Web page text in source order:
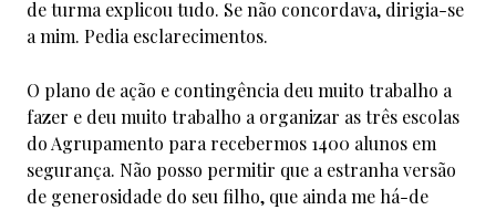
de turma explicou tudo. Se não concordava, dirigia-se
a mim. Pedia esclarecimentos.
O plano de ação e contingência deu muito trabalho a
fazer e deu muito trabalho a organizar as três escolas
do Agrupamento para recebermos 1400 alunos em
segurança. Não posso permitir que a estranha versão
de generosidade do seu filho, que ainda me há-de